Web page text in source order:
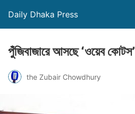
Daily Dhaka Press
পুঁজিবাজারে আসছে ‘ওয়েব কোটস’
the Zubair Chowdhury